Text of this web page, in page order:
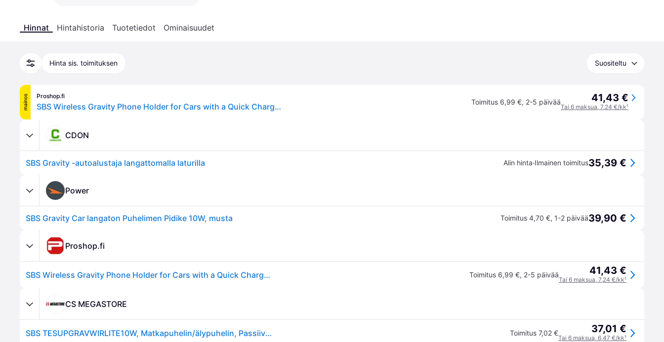
Hinnat Hintahistoria Tuotetiedot Ominaisuudet
Hinta sis. toimituksen Suositeltu
mainos Proshop.fi
SBS Wireless Gravity Phone Holder for Cars with a Quick Charger - Black Toimitus 6,99 €, 2-5 päivää 41,43 €
Tai 6 maksua, 7,24 €/kk¹
CDON
SBS Gravity -autoalustaja langattomalla laturilla Alin hinta·Ilmainen toimitus35,39 €
Power
SBS Gravity Car langaton Puhelimen Pidike 10W, musta Toimitus 4,70 €, 1-2 päivää39,90 €
Proshop.fi
SBS Wireless Gravity Phone Holder for Cars with a Quick Charger - Black Toimitus 6,99 €, 2-5 päivää 41,43 €
Tai 6 maksua, 7,24 €/kk¹
CS MEGASTORE
SBS TESUPGRAVWIRLITE10W, Matkapuhelin/älypuhelin, Passiiviteline, Auto, Musta Toimitus 7,02 € 37,01 €
Tai 6 maksua, 6,47 €/kk¹